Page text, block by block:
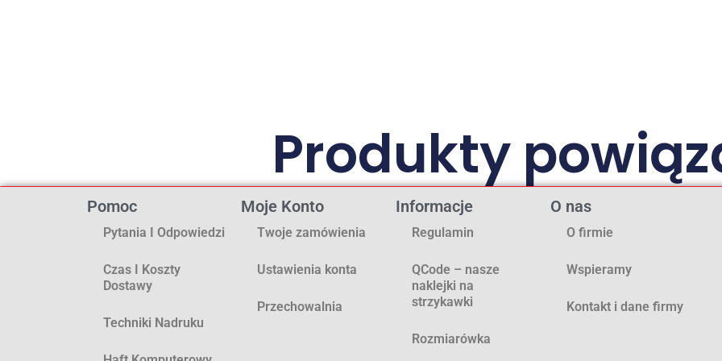
Produkty
Pomoc
Pytania I Odpowiedzi
Czas I Koszty
Dostawy
Techniki Nadruku
Moje Konto
Twoje zamówienia
Ustawienia konta
Przechowalnia
Informacje
Regulamin
QCode – nasze
naklejki na
strzykawki
Rozmiarówka
O nas
O firmie
Wspieramy
Kontakt i dane firmy